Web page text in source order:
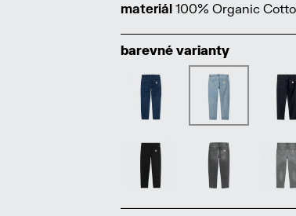
materiál 100% Organic
barevné varianty